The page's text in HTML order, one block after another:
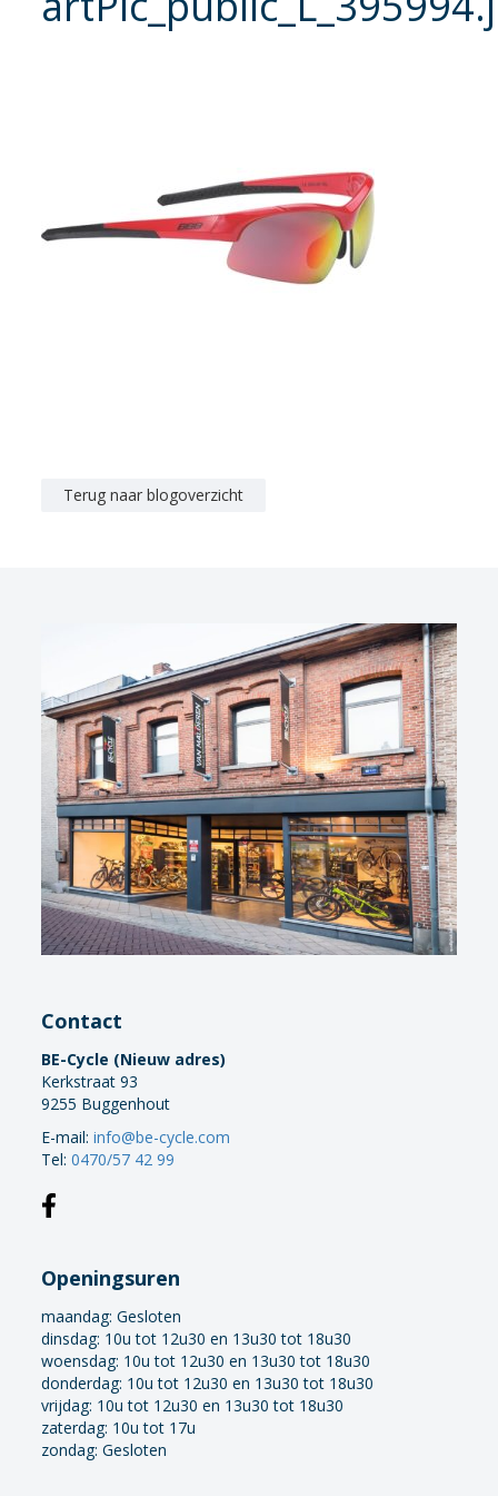
Terug naar blogoverzicht
Contact
BE-Cycle (Nieuw adres)
Kerkstraat 93
9255 Buggenhout
E-mail:info@be-cycle.com
Tel:0470/57 42 99
Openingsuren
maandag:Gesloten
dinsdag: 10u tot 12u30 en 13u30 tot 18u30
woensdag: 10u tot 12u30 en 13u30 tot 18u30
donderdag: 10u tot 12u30 en 13u30 tot 18u30
vrijdag: 10u tot 12u30 en 13u30 tot 18u30
zaterdag: 10u tot 17u
zondag: Gesloten